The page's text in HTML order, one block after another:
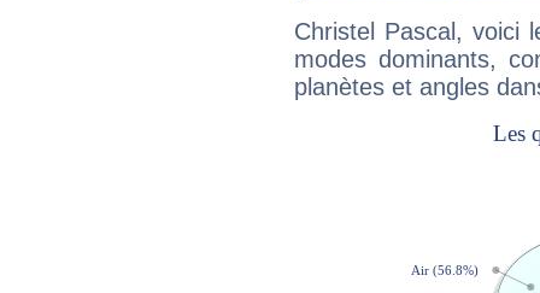
Christel Pascal, voici
modes dominants,
planètes et angles